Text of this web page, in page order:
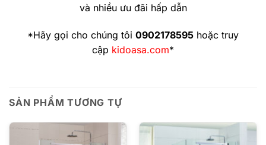
và nhiều ưu đãi hấp dẫn
*Hãy gọi cho chúng tôi 0902178595 hoặc truy
cập kidoasa.com*
SẢN PHẨM TƯƠNG TỰ